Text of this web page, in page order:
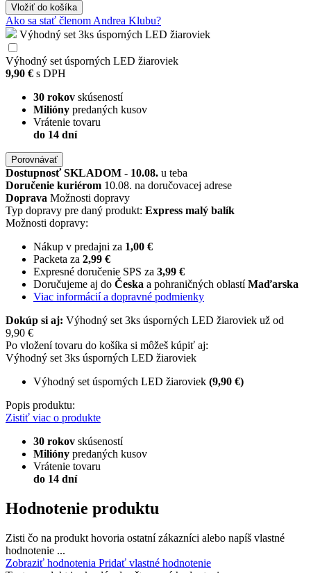
Vložiť do košíka
Ako sa stať členom Andrea Klubu?
Výhodný set 3ks úsporných LED žiaroviek
Výhodný set úsporných LED žiaroviek
9,90 € s DPH
30 rokov skúseností
Milióny predaných kusov
Vrátenie tovaru
do 14 dní
Porovnávať
DostupnosťSKLADOM - 10.08. u teba
Doručenie kuriérom 10.08. na doručovacej adrese
Doprava Možnosti dopravy
Typ dopravy pre daný produkt: Express malý balík
Možnosti dopravy:
Nákup v predajni za 1,00 €
Packeta za 2,99 €
Expresné doručenie SPS za 3,99 €
Doručujeme aj do Česka a pohraničných oblastíMaďarska
Viac informácií a dopravné podmienky
Dokúp si aj: Výhodný set 3ks úsporných LED žiaroviek už od
9,90 €
Po vložení tovaru do košíka si môžeš kúpiť aj:
Výhodný set 3ks úsporných LED žiaroviek
Výhodný set úsporných LED žiaroviek (9,90 €)
Popis produktu:
Zistiť viac o produkte
30 rokov skúseností
Milióny predaných kusov
Vrátenie tovaru
do 14 dní
Hodnotenie produktu
Zisti čo na produkt hovoria ostatní zákazníci alebo napíš vlastné
hodnotenie ...
Zobraziť hodnotenia Pridať vlastné hodnotenie